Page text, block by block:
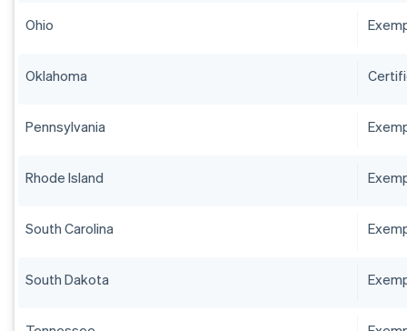
Ohio
Oklahoma
Pennsylvania
Rhode Island
South Carolina
South Dakota